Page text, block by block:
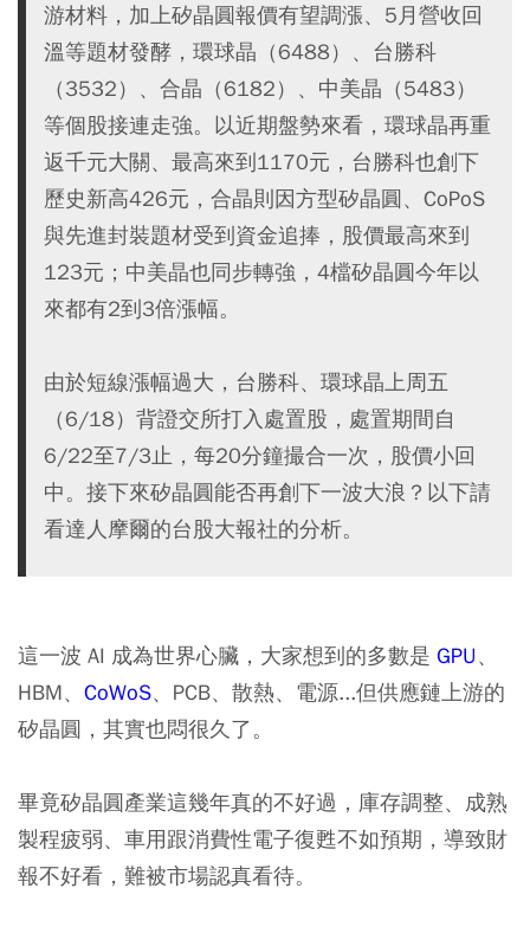
游材料，加上矽晶圓報價有望調漲、5月營收回
溫等題材發酵，環球晶（6488）、台勝科
（3532）、合晶（6182）、中美晶（5483）
等個股接連走強。以近期盤勢來看，環球晶再重
返千元大關、最高來到1170元，台勝科也創下
歷史新高426元，合晶則因方型矽晶圓、CoPoS
與先進封裝題材受到資金追捧，股價最高來到
123元；中美晶也同步轉強，4檔矽晶圓今年以
來都有2到3倍漲幅。
由於短線漲幅過大，台勝科、環球晶上周五
（6/18）背證交所打入處置股，處置期間自
6/22至7/3止，每20分鐘撮合一次，股價小回
中。接下來矽晶圓能否再創下一波大浪？以下請
看達人摩爾的台股大報社的分析。
這一波 AI 成為世界心臟，大家想到的多數是 GPU、
HBM、 CoWoS、 PCB、散熱、電源...但供應鏈上游的
矽晶圓，其實也悶很久了。
畢竟矽晶圓產業這幾年真的不好過，庫存調整、成熟
製程疲弱、車用跟消費性電子復甦不如預期，導致財
報不好看，難被市場認真看待。